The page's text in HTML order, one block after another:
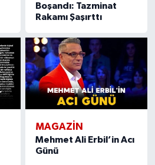
Boşandı: Tazminat
Rakamı Şaşırttı
MAGAZIN
Mehmet Ali Erbil’in Acı
Günü